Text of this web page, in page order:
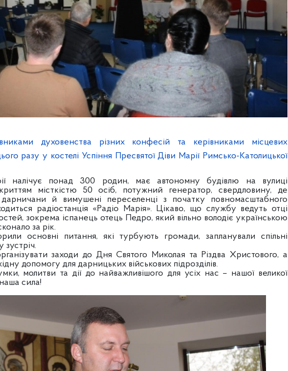
духовенства різних конфесій та керівниками місцевих
разу у костелі Успіння Пресвятої Діви Марії Римсько-Католицької
налічує понад 300 родин, має автономну будівлю на вулиці
місткістю 50 осіб, потужний генератор, свердловину, де
й вимушені переселенці з початку повномасштабного
радіостанція «Радіо Марія». Цікаво, що службу ведуть отці
зокрема іспанець отець Педро, який вільно володіє українською
за рік.
основні питання, які турбують громади, запланували спільні
зустріч.
заходи до Дня Святого Миколая та Різдва Христового, а
допомогу для дарницьких військових підрозділів.
молитви та дії до найважливішого для усіх нас – нашої великої
сила!